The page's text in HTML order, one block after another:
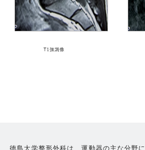
徳島大学整形外科は、運動器の主な分野